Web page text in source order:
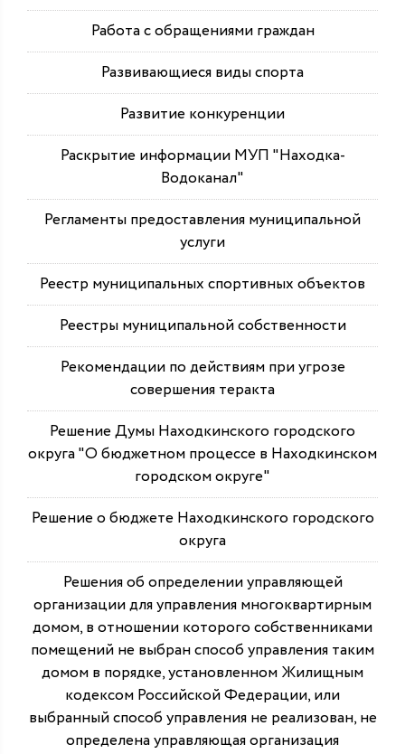
Работа с обращениями граждан
Развивающиеся виды спорта
Развитие конкуренции
Раскрытие информации МУП "Находка-
Водоканал"
Регламенты предоставления муниципальной
услуги
Реестр муниципальных спортивных объектов
Реестры муниципальной собственности
Рекомендации по действиям при угрозе
совершения теракта
Решение Думы Находкинского городского
округа "О бюджетном процессе в Находкинском
городском округе"
Решение о бюджете Находкинского городского
округа
Решения об определении управляющей
организации для управления многоквартирным
домом, в отношении которого собственниками
помещений не выбран способ управления таким
домом в порядке, установленном Жилищным
кодексом Российской Федерации, или
выбранный способ управления не реализован, не
определена управляющая организация